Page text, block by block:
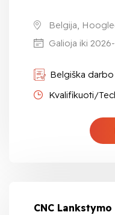
Belgija,
Galioja iki
Belgiška
Kvalifikuoti/
CNC